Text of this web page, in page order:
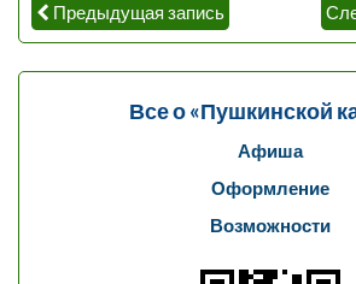
Предыдущая запись
Все о «Пушкинской
Афиша
Оформление
Возможности